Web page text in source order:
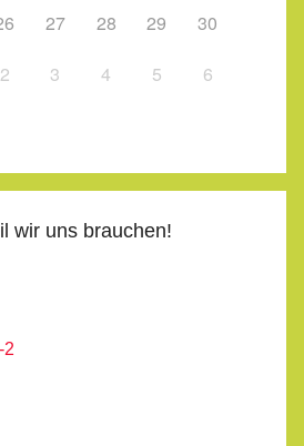
27 28 29
30
2 3 4 5 6
wir uns brauchen!